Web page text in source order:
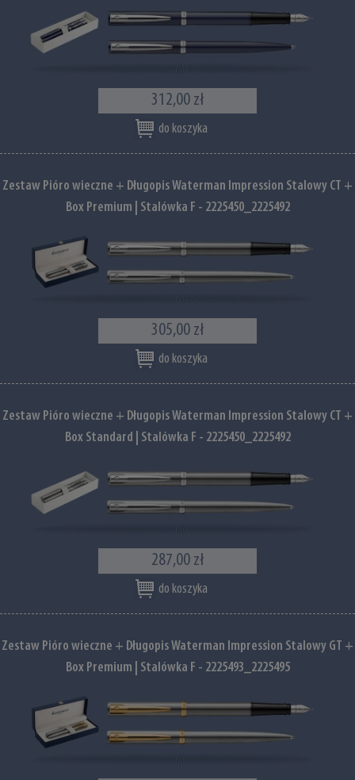
312,00 zł
do koszyka
Zestaw Pióro wieczne + Długopis Waterman Impression Stalowy CT +
Box Premium | Stalówka F - 2225450_2225492
305,00 zł
do koszyka
Zestaw Pióro wieczne + Długopis Waterman Impression Stalowy CT +
Box Standard | Stalówka F - 2225450_2225492
287,00 zł
do koszyka
Zestaw Pióro wieczne + Długopis Waterman Impression Stalowy GT +
Box Premium | Stalówka F - 2225493_2225495